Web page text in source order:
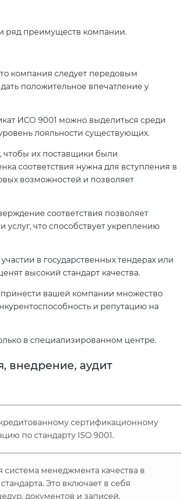
ряд преимуществ компании.
компания следует передовым
положительное впечатление у
ИСО 9001 можно выделиться среди
лояльности существующих.
их поставщики были
соответствия нужна для вступления в
возможностей и позволяет
соответствия позволяет
что способствует укреплению
в государственных тендерах или
высокий стандарт качества.
вашей компании множество
и репутацию на
в специализированном центре.
внедрение, аудит
сертификационному
по стандарту ISO 9001.
система менеджмента качества в
Это включает в себя
документов и записей.